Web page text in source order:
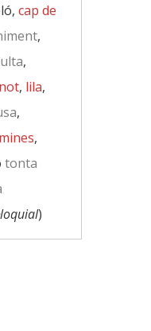
cap de
,
,
, lila,
,
,
tonta
)